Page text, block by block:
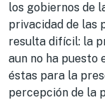
los gobiernos de
privacidad de las
resulta difícil: la
aun no ha puesto
éstas para la
percepción de la